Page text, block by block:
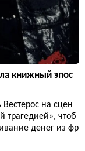
книжный эпос
Вестерос на сцен
трагедией», чтоб
денег из фр